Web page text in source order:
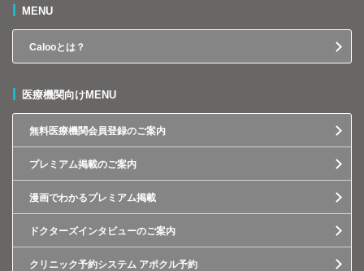
MENU
Calooとは？
医療機関向けMENU
無料医療機関会員登録のご案内
プレミアム掲載のご案内
漫画でわかるプレミアム掲載
ドクターズインタビューのご案内
クリニック予約システム アポクル予約